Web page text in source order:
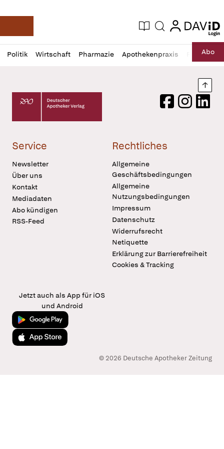
Deutsche Apotheker Zeitung
Aktuelle Ausgabe
Suche login
login
Politik Wirtschaft Pharmazie Apothekenpraxis RechtAbo
Profil
öffnen
Daz
Pur
Deutscher Apotheker Verlag Logo
FacebookInstagram
Service
Newsletter
Über uns
Kontakt
Mediadaten
Abo kündigen
RSS-Feed
Rechtliches
Allgemeine
Geschäftsbedingungen
Allgemeine
Nutzungsbedingungen
Impressum
Datenschutz
Widerrufsrecht
Netiquette
Erklärung zur Barrierefreiheit
Cookies & Tracking
Jetzt auch als App für iOS
und Android
Jetzt bei Google Play
Laden im App Store
© 2026 Deutsche Apotheker Zeitung